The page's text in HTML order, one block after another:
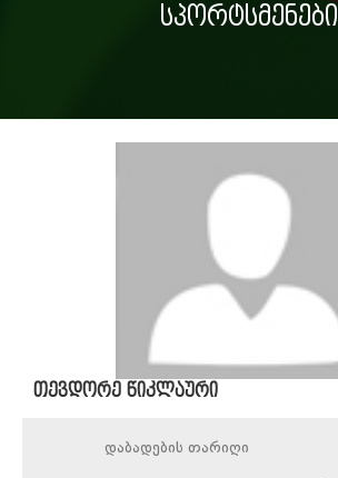
სპორტსმენები
თევდორე წიკლაური
დაბადების თარიღი